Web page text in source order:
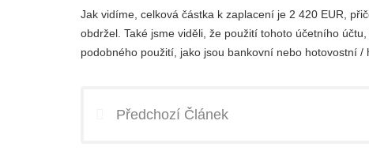
Jak vidíme, celková částka k zaplacení je 2 420 EUR,
obdržel. Také jsme viděli, že použití tohoto účetního
podobného použití, jako jsou bankovní nebo hotovostní /
Předchozí Článek